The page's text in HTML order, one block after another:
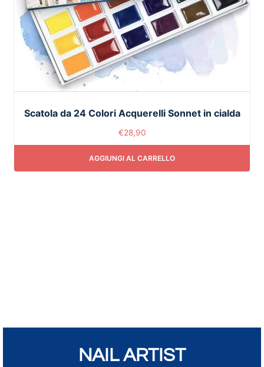
Scatola da 24 Colori Acquerelli Sonnet in cialda
€28,90
AGGIUNGI AL CARRELLO
NAIL ARTIST